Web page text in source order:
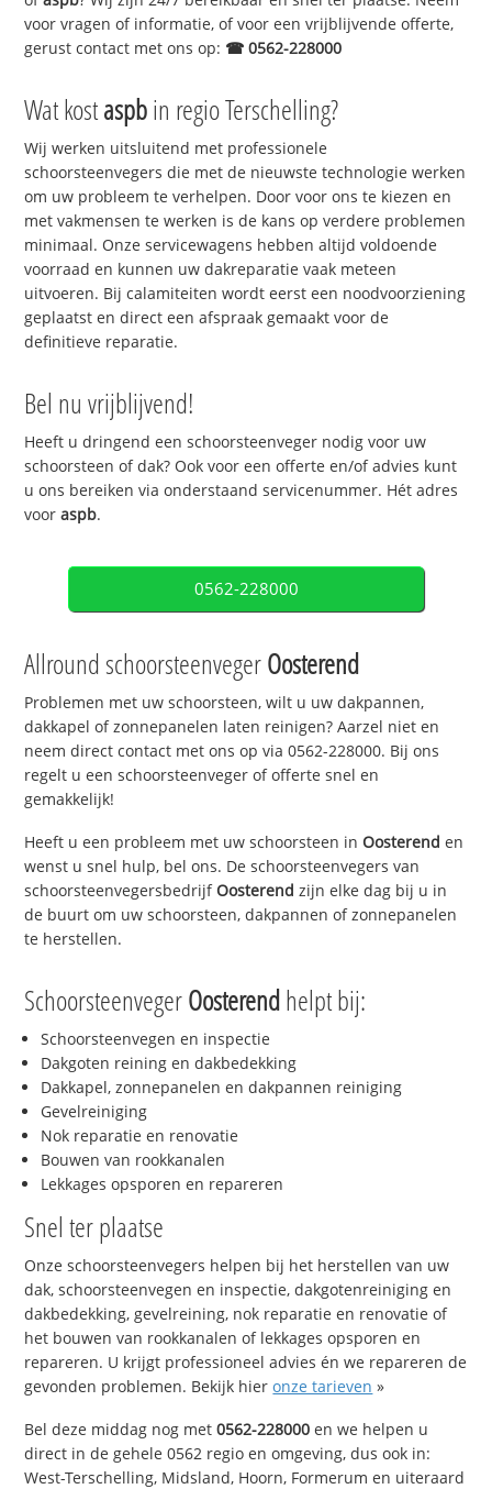
voor vragen of informatie, of voor een vrijblijvende offerte,
gerust contact met ons op: ☎ 0562-228000
Wat kostaspbin regio Terschelling?
Wij werken uitsluitend met professionele
schoorsteenvegers die met de nieuwste technologie werken
om uw probleem te verhelpen. Door voor ons te kiezen en
met vakmensen te werken is de kans op verdere problemen
minimaal. Onze servicewagens hebben altijd voldoende
voorraad en kunnen uw dakreparatie vaak meteen
uitvoeren. Bij calamiteiten wordt eerst een noodvoorziening
geplaatst en direct een afspraak gemaakt voor de
definitieve reparatie.
Bel nu vrijblijvend!
Heeft u dringend een schoorsteenveger nodig voor uw
schoorsteen of dak? Ook voor een offerte en/of advies kunt
u ons bereiken via onderstaand servicenummer. Hét adres
vooraspb.
0562-228000
Allround schoorsteenvegerOosterend
Problemen met uw schoorsteen, wilt u uw dakpannen,
dakkapel of zonnepanelen laten reinigen? Aarzel niet en
neem direct contact met ons op via 0562-228000. Bij ons
regelt u een schoorsteenveger of offerte snel en
gemakkelijk!
Heeft u een probleem met uw schoorsteen inOosterend en
wenst u snel hulp, bel ons. De schoorsteenvegers van
schoorsteenvegersbedrijfOosterend zijn elke dag bij u in
de buurt om uw schoorsteen, dakpannen of zonnepanelen
te herstellen.
SchoorsteenvegerOosterendhelpt bij:
Schoorsteenvegen en inspectie
Dakgoten reining en dakbedekking
Dakkapel, zonnepanelen en dakpannen reiniging
Gevelreiniging
Nok reparatie en renovatie
Bouwen van rookkanalen
Lekkages opsporen en repareren
Snel ter plaatse
Onze schoorsteenvegers helpen bij het herstellen van uw
dak, schoorsteenvegen en inspectie, dakgotenreiniging en
dakbedekking, gevelreining, nok reparatie en renovatie of
het bouwen van rookkanalen of lekkages opsporen en
repareren. U krijgt professioneel advies én we repareren de
gevonden problemen. Bekijk hieronze tarieven »
Bel deze middag nog met0562-228000 en we helpen u
direct in de gehele 0562 regio en omgeving, dus ook in:
West-Terschelling, Midsland, Hoorn, Formerum en uiteraard